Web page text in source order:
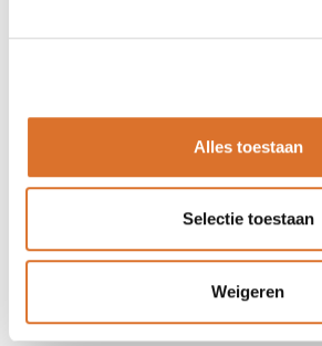
Alles toestaan
Selectie toestaan
Weigeren